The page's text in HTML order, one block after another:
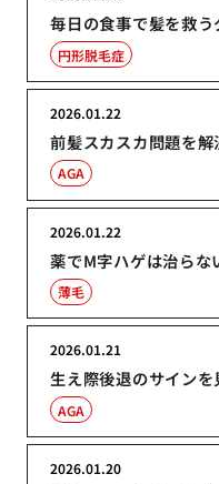
毎日の食事で髪を救
円形脱毛症
前髪スカスカ問題を
2026.01.22
AGA
薬でM字ハゲは治らな
2026.01.22
薄毛
生え際後退のサインを
2026.01.21
AGA
2026.01.20